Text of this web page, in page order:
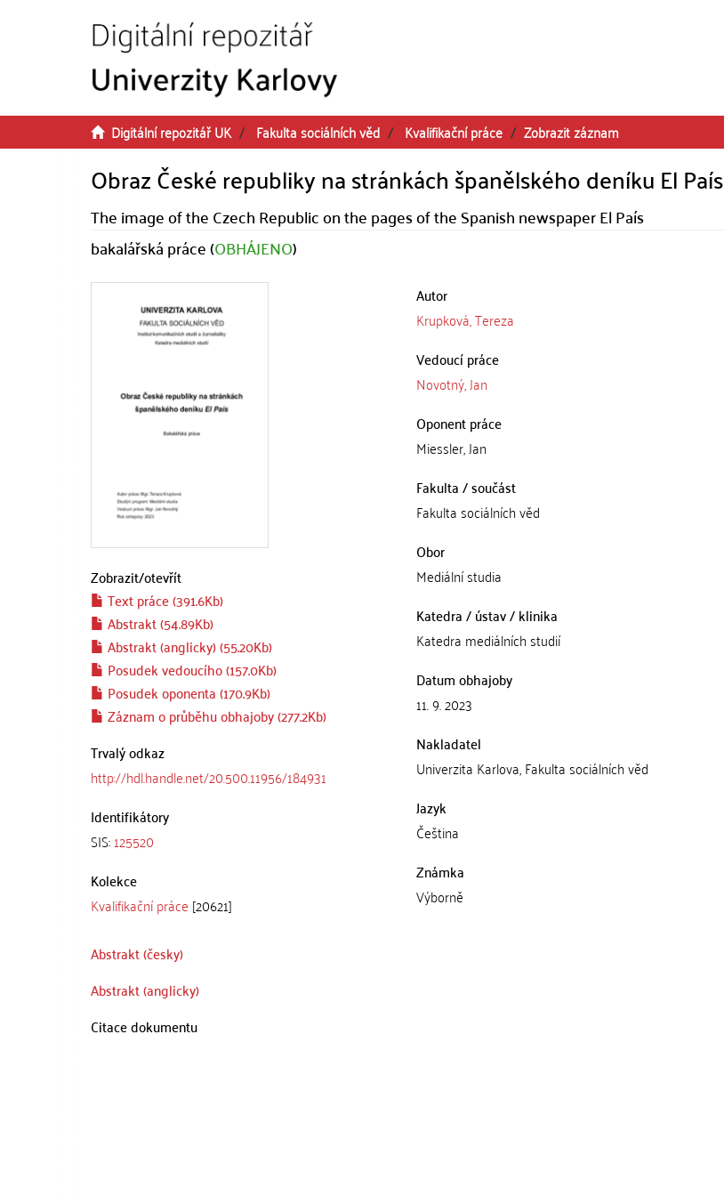
Digitální repozitář UK Fakulta sociálních věd Kvalifikační práce Zobrazit záznam
Obraz České republiky na stránkách španělského deníku El País
The image of the Czech Republic on the pages of the Spanish newspaper El País
bakalářská práce (OBHÁJENO)
Zobrazit/otevřít
Text práce (391.6Kb)
Abstrakt (54.89Kb)
Abstrakt (anglicky) (55.20Kb)
Posudek vedoucího (157.0Kb)
Posudek oponenta (170.9Kb)
Záznam o průběhu obhajoby (277.2Kb)
Trvalý odkaz
http://hdl.handle.net/20.500.11956/184931
Identifikátory
SIS:125520
Kolekce
Kvalifikační práce [20621]
Autor
Krupková, Tereza
Vedoucí práce
Novotný, Jan
Oponent práce
Miessler, Jan
Fakulta / součást
Fakulta sociálních věd
Obor
Mediální studia
Katedra / ústav / klinika
Katedra mediálních studií
Datum obhajoby
11. 9. 2023
Nakladatel
Univerzita Karlova, Fakulta sociálních věd
Jazyk
Čeština
Známka
Výborně
Abstrakt (česky)
Abstrakt (anglicky)
Citace dokumentu